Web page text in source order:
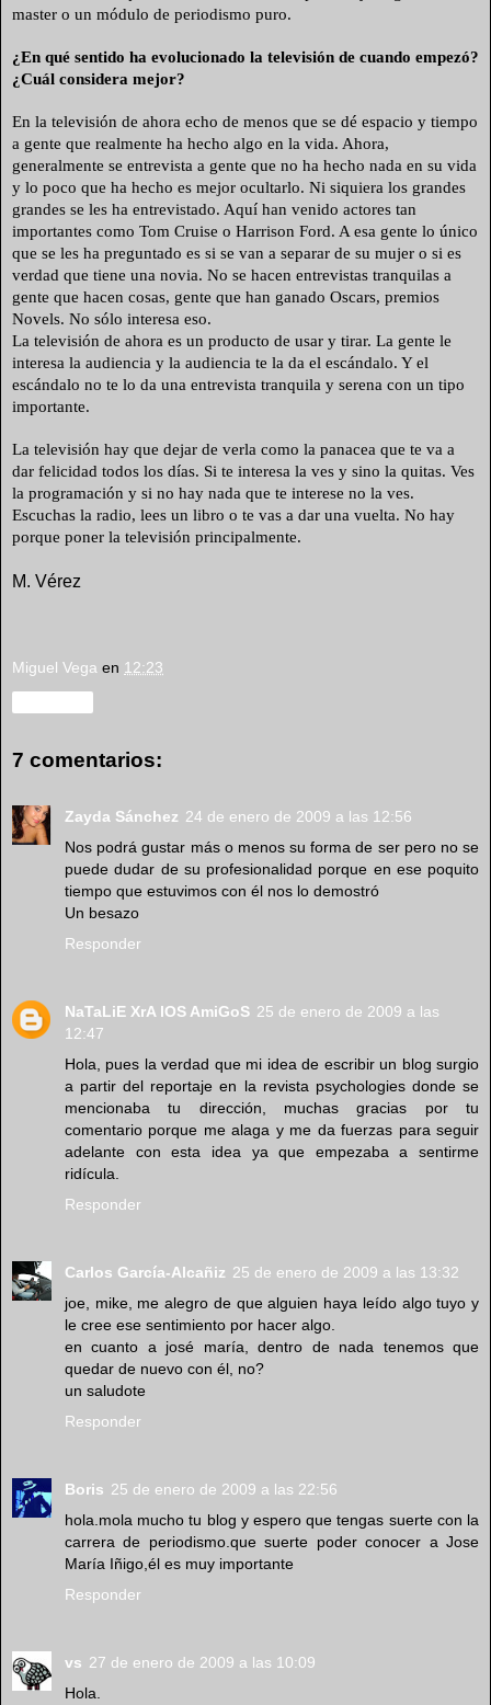
master o un módulo de periodismo puro.
¿En qué sentido ha evolucionado la televisión de cuando empezó?
¿Cuál considera mejor?
En la televisión de ahora echo de menos que se dé espacio y tiempo
a gente que realmente ha hecho algo en la vida. Ahora,
generalmente se entrevista a gente que no ha hecho nada en su vida
y lo poco que ha hecho es mejor ocultarlo. Ni siquiera los grandes
grandes se les ha entrevistado. Aquí han venido actores tan
importantes como Tom Cruise o Harrison Ford. A esa gente lo único
que se les ha preguntado es si se van a separar de su mujer o si es
verdad que tiene una novia. No se hacen entrevistas tranquilas a
gente que hacen cosas, gente que han ganado Oscars, premios
Novels. No sólo interesa eso.
La televisión de ahora es un producto de usar y tirar. La gente le
interesa la audiencia y la audiencia te la da el escándalo. Y el
escándalo no te lo da una entrevista tranquila y serena con un tipo
importante.
La televisión hay que dejar de verla como la panacea que te va a
dar felicidad todos los días. Si te interesa la ves y sino la quitas. Ves
la programación y si no hay nada que te interese no la ves.
Escuchas la radio, lees un libro o te vas a dar una vuelta. No hay
porque poner la televisión principalmente.
M. Vérez
Miguel Vega en 12:23
7 comentarios:
Zayda Sánchez 24 de enero de 2009 a las 12:56
Nos podrá gustar más o menos su forma de ser pero no se
puede dudar de su profesionalidad porque en ese poquito
tiempo que estuvimos con él nos lo demostró
Un besazo
Responder
NaTaLiE XrA lOS AmiGoS 25 de enero de 2009 a las
12:47
Hola, pues la verdad que mi idea de escribir un blog surgio
a partir del reportaje en la revista psychologies donde se
mencionaba tu dirección, muchas gracias por tu
comentario porque me alaga y me da fuerzas para seguir
adelante con esta idea ya que empezaba a sentirme
ridícula.
Responder
Carlos García-Alcañiz 25 de enero de 2009 a las 13:32
joe, mike, me alegro de que alguien haya leído algo tuyo y
le cree ese sentimiento por hacer algo.
en cuanto a josé maría, dentro de nada tenemos que
quedar de nuevo con él, no?
un saludote
Responder
Boris 25 de enero de 2009 a las 22:56
hola.mola mucho tu blog y espero que tengas suerte con la
carrera de periodismo.que suerte poder conocer a Jose
María Iñigo,él es muy importante
Responder
vs 27 de enero de 2009 a las 10:09
Hola.